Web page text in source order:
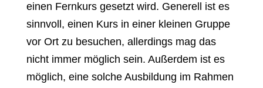
einen Fernkurs gesetzt wird. Generell ist es
sinnvoll, einen Kurs in einer kleinen Gruppe
vor Ort zu besuchen, allerdings mag das
nicht immer möglich sein. Außerdem ist es
möglich, eine solche Ausbildung im Rahmen